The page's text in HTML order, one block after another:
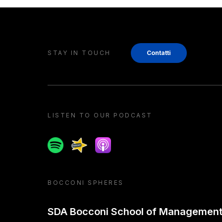
STAY IN TOUCH Contatti
LISTEN TO OUR PODCAST
SpotifySpreakerApple podcast
BOCCONI SPHERES
SDA Bocconi School of Management